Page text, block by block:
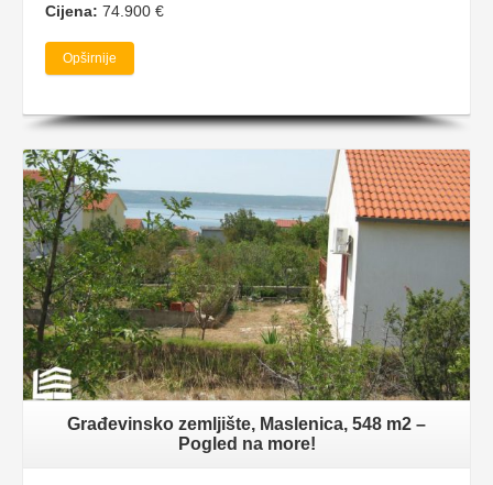
Cijena: 74.900 €
Opširnije
Građevinsko zemljište, Maslenica, 548 m2 –
Pogled na more!